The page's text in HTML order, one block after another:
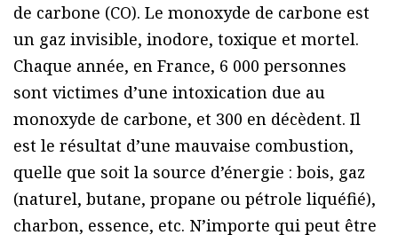
de carbone (CO). Le monoxyde de carbone est
un gaz invisible, inodore, toxique et mortel.
Chaque année, en France, 6 000 personnes
sont victimes d’une intoxication due au
monoxyde de carbone, et 300 en décèdent. Il
est le résultat d’une mauvaise combustion,
quelle que soit la source d’énergie : bois, gaz
(naturel, butane, propane ou pétrole liquéfié),
charbon, essence, etc. N’importe qui peut être